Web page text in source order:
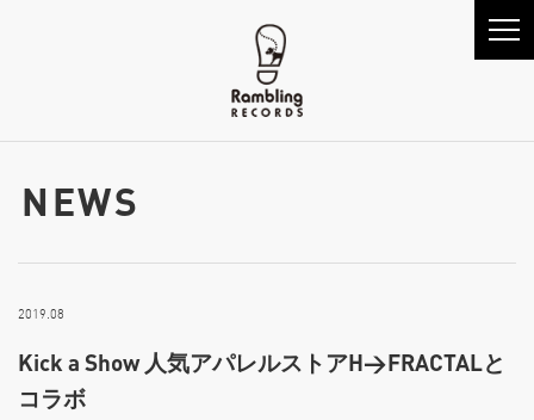
NEWS
2019.08
Kick a Show 人気アパレルストアH>FRACTALと
コラボ